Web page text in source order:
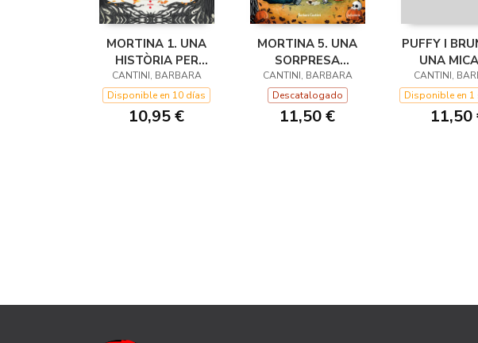
MORTINA 1. UNA
HISTÒRIA PER
MORIR-SE DE RIURE
CANTINI, BARBARA
Disponible en 10 días
10,95 €
MORTINA 5. UNA
SORPRESA
ESPATERRANT
CANTINI, BARBARA
Descatalogado
11,50 €
PUFFY I
UNA
MAGIA
CANTINI,
Disponible en 1
11,50